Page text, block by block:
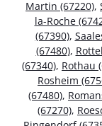
Martin (67220),
la-Roche
(67390),
(67480),
(67340), Rothau
Rosheim
(67480),
(67270),